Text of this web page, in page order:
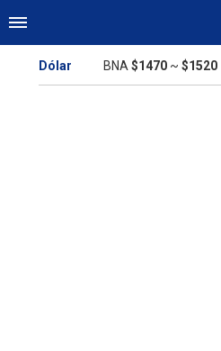
Dólar BNA $1470 ~ $1520